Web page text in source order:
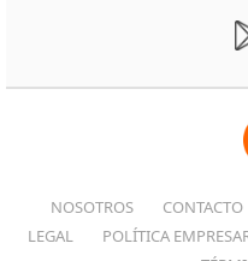
NOSOTROS CONTACTO
LEGAL
POLÍTICA